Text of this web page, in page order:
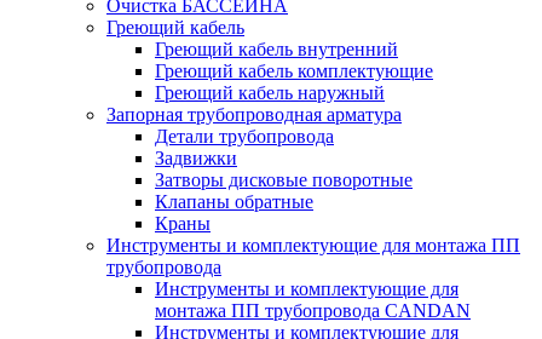
Очистка БАССЕЙНА
Греющий кабель
Греющий кабель внутренний
Греющий кабель комплектующие
Греющий кабель наружный
Запорная трубопроводная арматура
Детали трубопровода
Задвижки
Затворы дисковые поворотные
Клапаны обратные
Краны
Инструменты и комплектующие для монтажа ПП
трубопровода
Инструменты и комплектующие для
монтажа ПП трубопровода CANDAN
Инструменты и комплектующие для